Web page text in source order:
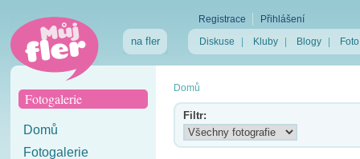
na fler
Registrace
Přihlášení
Diskuse
Kluby Blogy Foto
Fotogalerie
Domů
Fotogalerie
Domů
Filtr: